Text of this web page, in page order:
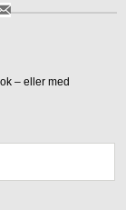
– eller med